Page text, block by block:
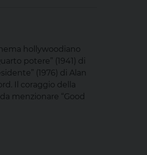
hollywoodiano
potere” (1941) di
(1976) di Alan
Il coraggio della
menzionare “Good